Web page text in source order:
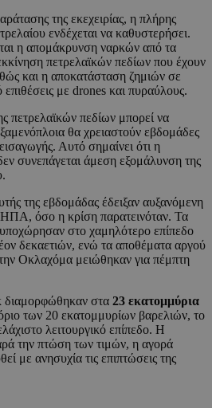
της εκεχειρίας, η πλήρης
ενδέχεται να καθυστερήσει.
η απομάκρυνση ναρκών από τα
πετρελαϊκών πεδίων που έχουν
και η αποκατάσταση ζημιών σε
επιθέσεις με drones και πυραύλους.
πετρελαϊκών πεδίων μπορεί να
θα χρειαστούν εβδομάδες
Αυτό σημαίνει ότι η
συνεπάγεται άμεση εξομάλυνση της
της εβδομάδας έδειξαν αυξανόμενη
όσο η κρίση παρατεινόταν. Τα
στο χαμηλότερο επίπεδο
δεκαετιών, ενώ τα αποθέματα αργού
Οκλαχόμα μειώθηκαν για πέμπτη
διαμορφώθηκαν στα 23 εκατομμύρια
των 20 εκατομμυρίων βαρελιών, το
λειτουργικό επίπεδο. Η
την πτώση των τιμών, η αγορά
με ανησυχία τις επιπτώσεις της